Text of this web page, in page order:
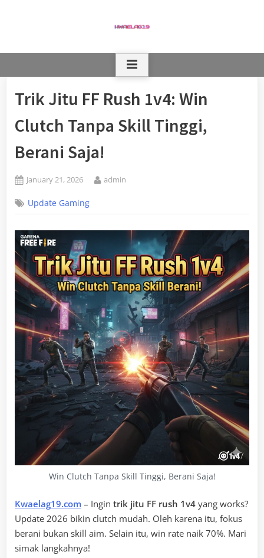
Trik Jitu FF Rush 1v4: Win
Clutch Tanpa Skill Tinggi,
Berani Saja!
Posted
January 21, 2026 By
admin
Update Gaming
Win Clutch Tanpa Skill Tinggi, Berani Saja!
Kwaelag19.com – Ingin trik jitu FF rush 1v4 yang works?
Update 2026 bikin clutch mudah. Oleh karena itu, fokus
berani bukan skill aim. Selain itu, win rate naik 70%. Mari
simak langkahnya!